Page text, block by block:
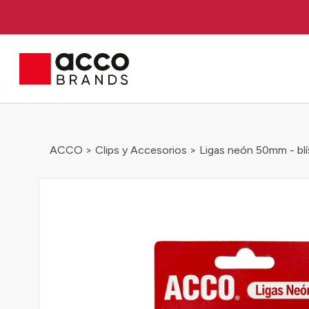
ACCO > Clips y Accesorios > Ligas neón 50mm -